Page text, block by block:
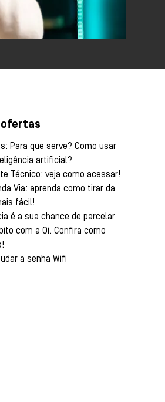
Para que serve? Como usar
artificial?
Técnico: veja como acessar!
Via: aprenda como tirar da
fácil!
é a sua chance de parcelar
com a Oi. Confira como
a senha Wifi